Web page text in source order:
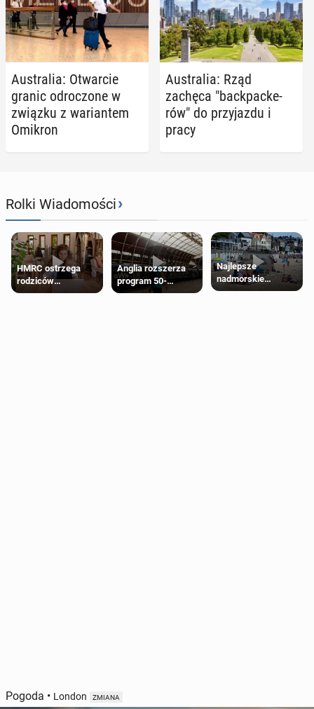
Au­stra­lia: Otwar­cie
granic od­ro­czo­ne w
związku z wa­rian­tem
Omikron
Au­stra­lia: Rząd
zachęca "back­pac­ke­
rów" do przy­jaz­du i
pracy
Rolki Wiadomości›
HMRC ostrzega
rodziców
pobierających Child
Anglia rozszerza
program 50-
procentowych
Najlepsze
nadmorskie
miasteczko blisko
Pogoda • London ZMIANA